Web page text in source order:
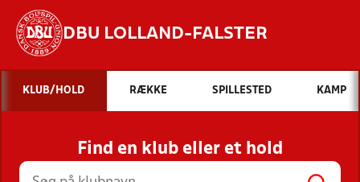
DBU LOLLAND-FALSTER
Hvad vil du søge efter?
INDHOLD OG NYHEDER
STILLINGER, RESULTATER, KLUBBER OG
HOLD
KLUB/HOLD RÆKKE SPILLESTED KAMP
Find en klub eller et hold